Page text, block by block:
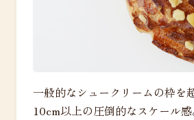
一般的なシュークリームの枠を
10cm以上の圧倒的なスケール